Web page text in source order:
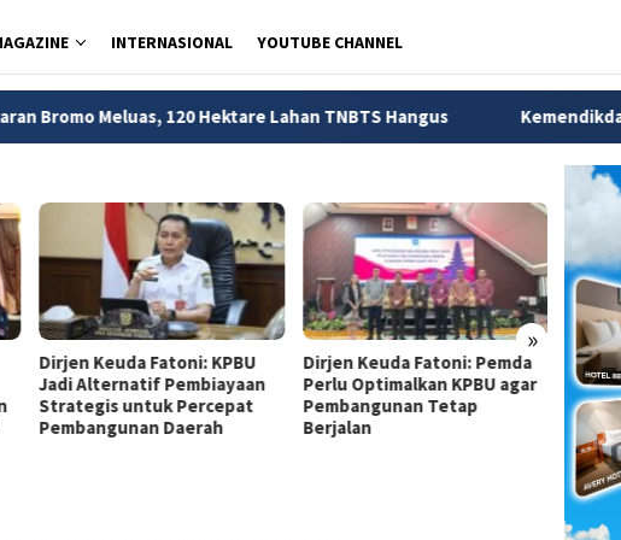
INTERNASIONAL YOUTUBE CHANNEL
120 Hektare Lahan TNBTS Hangus Kemendikdasmen Ungkap 56
»
Dirjen Keuda Fatoni: KPBU
Jadi Alternatif Pembiayaan
Strategis untuk Percepat
Pembangunan Daerah
Dirjen Keuda Fatoni: Pemda
Perlu Optimalkan KPBU agar
Pembangunan Tetap
Berjalan